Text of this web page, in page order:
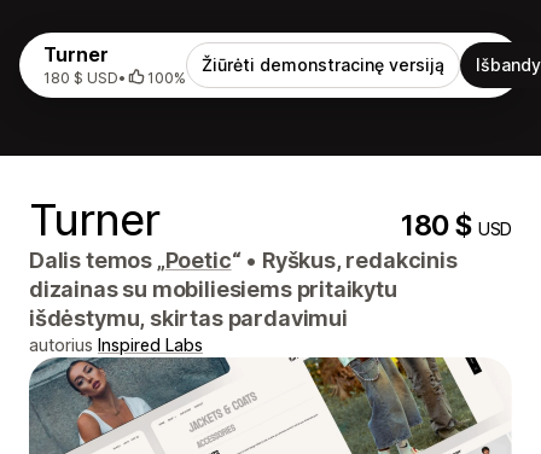
Turner
180 $ USD• 100%
Žiūrėti demonstracinę versiją
Turner 180 $USD
Dalis temos „Poetic“ • Ryškus, redakcinis
dizainas su mobiliesiems pritaikytu
išdėstymu, skirtas pardavimui
autorius Inspired Labs